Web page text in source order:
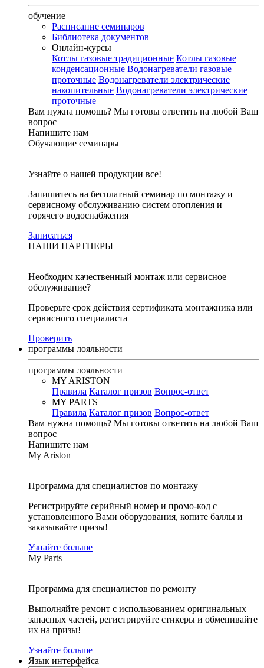
обучение
Расписание семинаров
Библиотека документов
Онлайн-курсы
Котлы газовые традиционные Котлы газовые
конденсационные Водонагреватели газовые
проточные Водонагреватели электрические
накопительные Водонагреватели электрические
проточные
Вам нужна помощь? Мы готовы ответить на любой Ваш
вопрос
Напишите нам
Обучающие семинары
Узнайте о нашей продукции все!
Запишитесь на бесплатный семинар по монтажу и
сервисному обслуживанию систем отопления и
горячего водоснабжения
Записаться
НАШИ ПАРТНЕРЫ
Необходим качественный монтаж или сервисное
обслуживание?
Проверьте срок действия сертификата монтажника или
сервисного специалиста
Проверить
программы лояльности
программы лояльности
MY ARISTON
Правила Каталог призов Вопрос-ответ
MY PARTS
Правила Каталог призов Вопрос-ответ
Вам нужна помощь? Мы готовы ответить на любой Ваш
вопрос
Напишите нам
My Ariston
Программа для специалистов по монтажу
Регистрируйте серийный номер и промо-код с
установленного Вами оборудования, копите баллы и
заказывайте призы!
Узнайте больше
My Parts
Программа для специалистов по ремонту
Выполняйте ремонт с использованием оригинальных
запасных частей, регистрируйте стикеры и обменивайте
их на призы!
Узнайте больше
Язык интерфейса